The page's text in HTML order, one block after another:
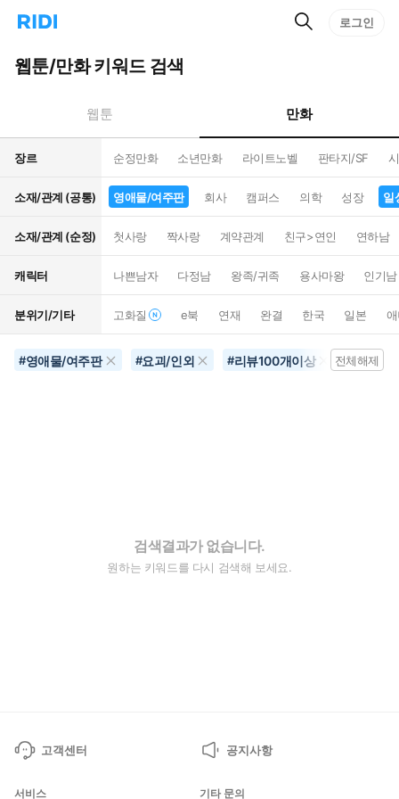
리
홈
으
턴
트
검
로그인
웹툰/만화 키워드 검색
웹툰 만화
장르 순정만화 소년만화 라이트노벨 판타지/SF
소재/관계 (공통) 영애물/여주판 회사 캠퍼스 의학 성장 일
소재/관계 (순정) 첫사랑 짝사랑 계약관계 친구>연인 연하남
캐릭터 나쁜남자 다정남 왕족/귀족 용사마왕 인기남
분위기/기타 고화질 e북 연재 완결 한국 일본
#영애물/여주판 #요괴/인외 #리뷰100개이상 #감동
전체해제
검색결과가 없습니다.
원하는 키워드를 다시 검색해 보세요.
고객센터 공지사항
서비스 기타 문의